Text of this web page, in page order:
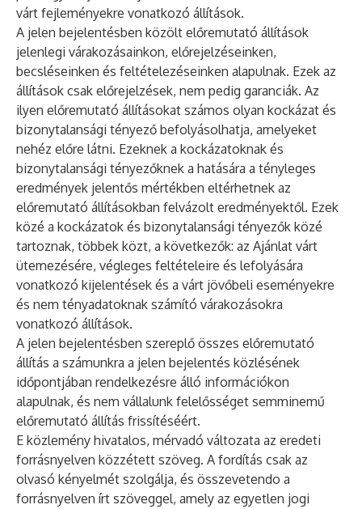
várt fejleményekre vonatkozó állítások.
A jelen bejelentésben közölt előremutató állítások
jelenlegi várakozásainkon, előrejelzéseinken,
becsléseinken és feltételezéseinken alapulnak. Ezek az
állítások csak előrejelzések, nem pedig garanciák. Az
ilyen előremutató állításokat számos olyan kockázat és
bizonytalansági tényező befolyásolhatja, amelyeket
nehéz előre látni. Ezeknek a kockázatoknak és
bizonytalansági tényezőknek a hatására a tényleges
eredmények jelentős mértékben eltérhetnek az
előremutató állításokban felvázolt eredményektől. Ezek
közé a kockázatok és bizonytalansági tényezők közé
tartoznak, többek közt, a következők: az Ajánlat várt
ütemezésére, végleges feltételeire és lefolyására
vonatkozó kijelentések és a várt jövőbeli eseményekre
és nem tényadatoknak számító várakozásokra
vonatkozó állítások.
A jelen bejelentésben szereplő összes előremutató
állítás a számunkra a jelen bejelentés közlésének
időpontjában rendelkezésre álló információkon
alapulnak, és nem vállalunk felelősséget semminemű
előremutató állítás frissítéséért.
E közlemény hivatalos, mérvadó változata az eredeti
forrásnyelven közzétett szöveg. A fordítás csak az
olvasó kényelmét szolgálja, és összevetendo a
forrásnyelven írt szöveggel, amely az egyetlen jogi